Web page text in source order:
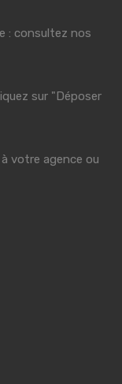
: consultez nos
sur "Déposer
votre agence ou